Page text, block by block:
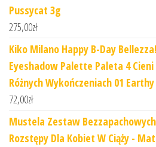
Pussycat 3g
275,00zł
Kiko Milano Happy B-Day
Eyeshadow Palette Paleta 4
Różnych Wykończeniach 01
72,00zł
Mustela Zestaw
Rozstępy Dla Kobiet W Ciąży -